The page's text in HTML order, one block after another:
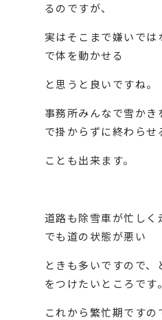
るのですが、
実はそこまで嫌いで
で体を動かせる
と思うと良いですね。
事務所みんなで雪かき
で掛からずに終わらせ
ことも出来ます。
道路も除雪車が忙し
でも道の状態が悪い
ときも多いですので
をつけたいところです。
これから繁忙期です